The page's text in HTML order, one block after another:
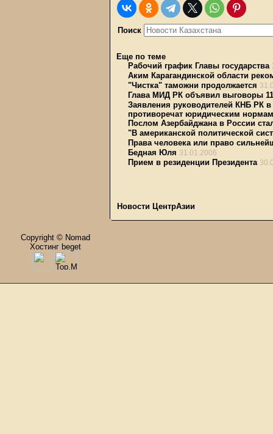
Поиск
Еще по теме
Рабочий график Главы государства
Аким Карагандинской области
"Чистка" таможни продолжается
Глава МИД РК объявил выговоры
Заявления руководителей КНБ РК
противоречат юридическим нормам
Послом Азербайджана в России
"В американской политической
Права человека или право
Бедная Юля 31.01.2006
Прием в резиденции Президента
Новости ЦентрАзии
Copyright © Nomad
Хостинг beget